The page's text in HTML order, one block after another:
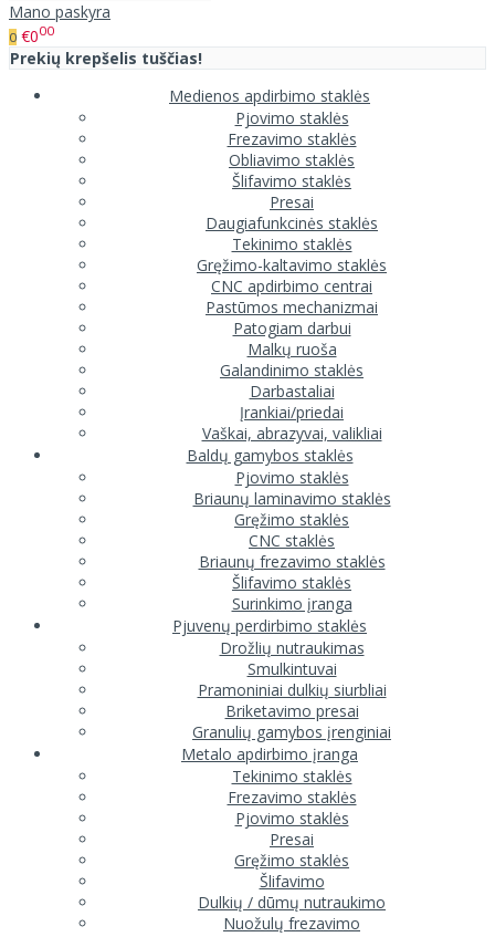
Mano paskyra
0 €000
Prekių krepšelis tuščias!
Medienos apdirbimo staklės
Pjovimo staklės
Frezavimo staklės
Obliavimo staklės
Šlifavimo staklės
Presai
Daugiafunkcinės staklės
Tekinimo staklės
Gręžimo-kaltavimo staklės
CNC apdirbimo centrai
Pastūmos mechanizmai
Patogiam darbui
Malkų ruoša
Galandinimo staklės
Darbastaliai
Įrankiai/priedai
Vaškai, abrazyvai, valikliai
Baldų gamybos staklės
Pjovimo staklės
Briaunų laminavimo staklės
Gręžimo staklės
CNC staklės
Briaunų frezavimo staklės
Šlifavimo staklės
Surinkimo įranga
Pjuvenų perdirbimo staklės
Drožlių nutraukimas
Smulkintuvai
Pramoniniai dulkių siurbliai
Briketavimo presai
Granulių gamybos įrenginiai
Metalo apdirbimo įranga
Tekinimo staklės
Frezavimo staklės
Pjovimo staklės
Presai
Gręžimo staklės
Šlifavimo
Dulkių / dūmų nutraukimo
Nuožulų frezavimo